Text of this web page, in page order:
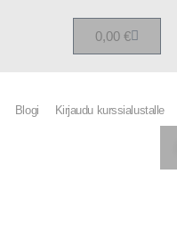
0,00 €
Blogi Kirjaudu kurssialustalle